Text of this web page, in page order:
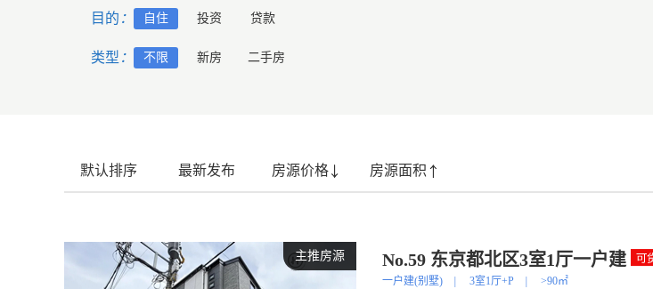
目的 ： 自住 投资 贷款
类型 ： 不限 新房 二手房
默认排序 最新发布 房源价格 房源面积
主推房源 No.59 东京都北区3室1厅一户建
一户建(别墅) 3室1厅+P >90㎡